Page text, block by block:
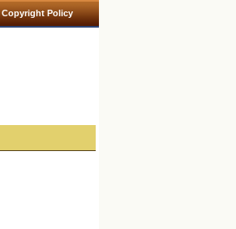
Copyright Policy